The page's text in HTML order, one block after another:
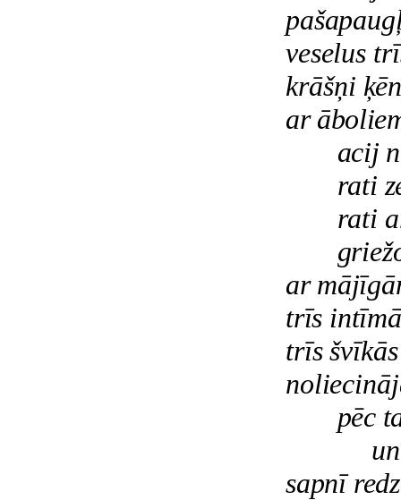
veselus
krāšņi
ar
acij
rati
rati
ar
trīs
trīs
pēc
sapnī